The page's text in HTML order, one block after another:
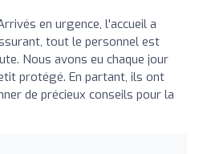
en urgence, l'accueil a
tout le personnel est
Nous avons eu chaque jour
protégé. En partant, ils ont
de précieux conseils pour la